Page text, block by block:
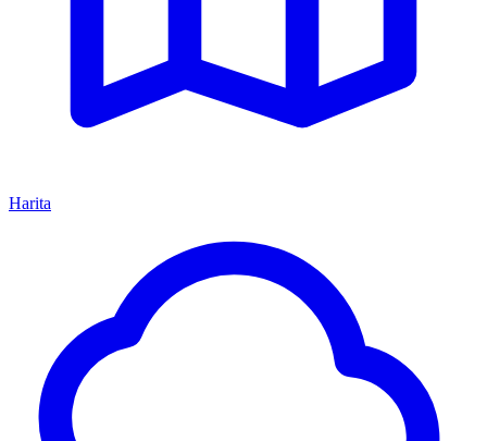
Harita